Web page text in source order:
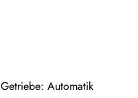
Getriebe: Automatik